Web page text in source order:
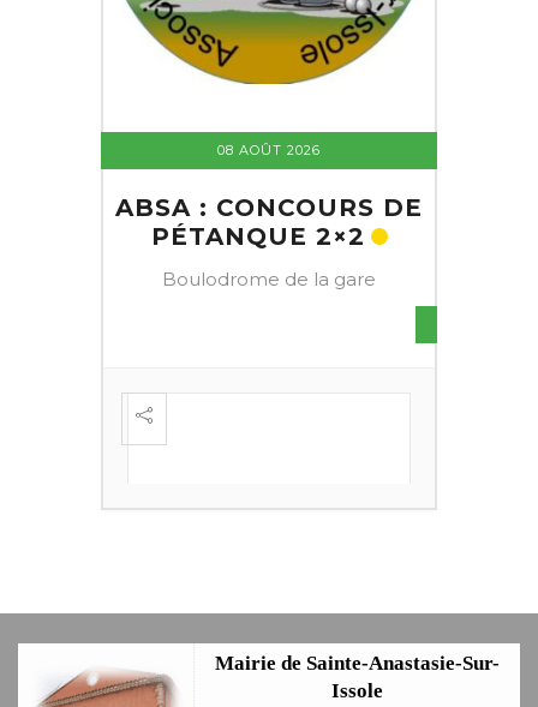
08 AOÛT 2026
ABSA : CONCOURS DE
PÉTANQUE 2×2
Boulodrome de la gare
Mairie de Sainte-Anastasie-Sur-
Issole